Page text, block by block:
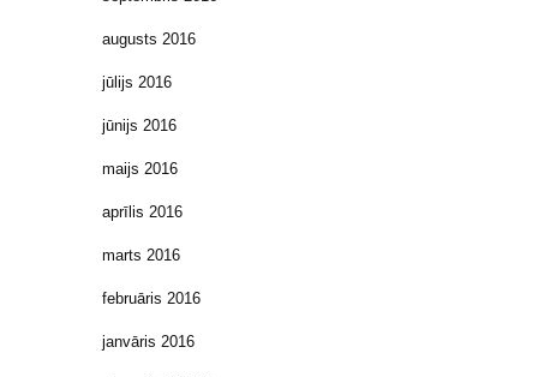
augusts 2016
jūlijs 2016
jūnijs 2016
maijs 2016
aprīlis 2016
marts 2016
februāris 2016
janvāris 2016